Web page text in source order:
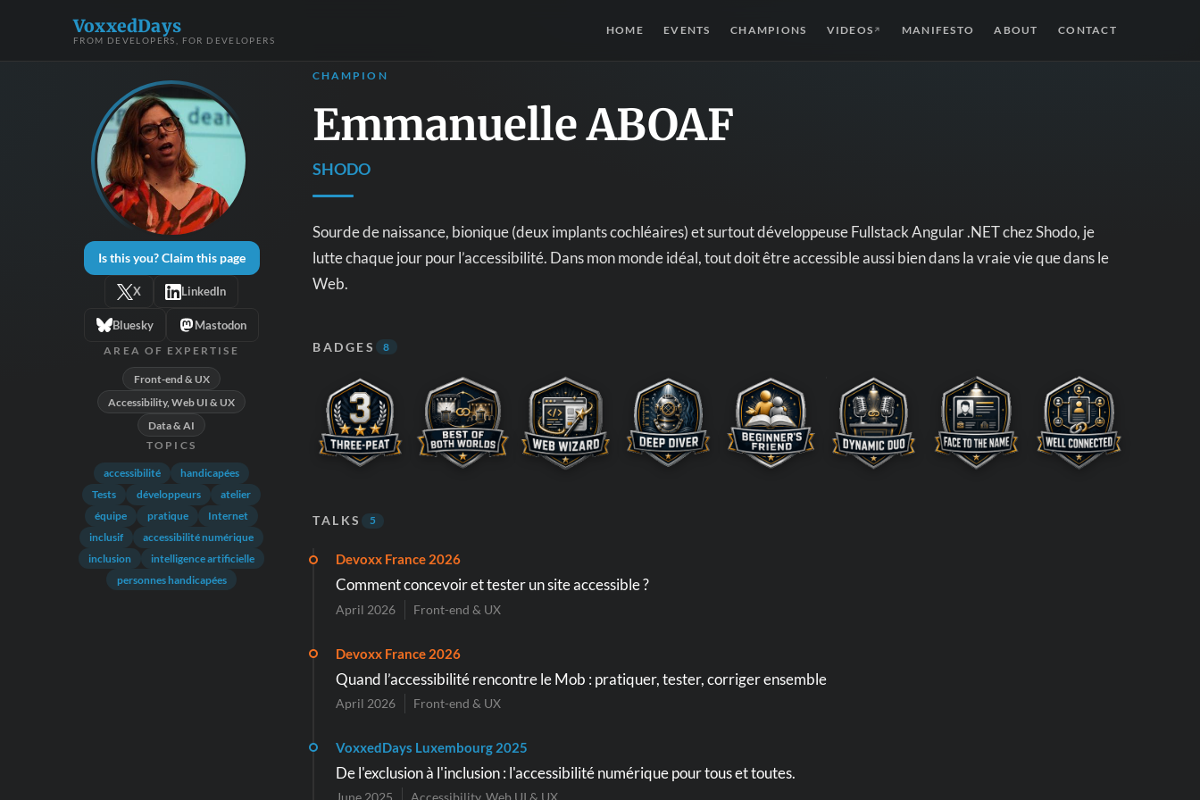
VoxxedDays
FROM DEVELOPERS, FOR DEVELOPERS
HOME EVENTS CHAMPIONS VIDEOS ↗ MANIFESTO ABOUT CONTACT
Is this you? Claim this page
X LinkedIn
Bluesky Mastodon
AREA OF EXPERTISE
Front-end & UX
Accessibility, Web UI & UX
Data & AI
TOPICS
accessibilité
handicapées
Tests
développeurs
atelier
équipe
pratique
Internet
inclusif
accessibilité numérique
inclusion
intelligence artificielle
personnes handicapées
CHAMPION
Emmanuelle ABOAF
SHODO
Sourde de naissance, bionique (deux implants cochléaires) et surtout développeuse Fullstack Angular .NET chez Shodo, je
lutte chaque jour pour l’accessibilité. Dans mon monde idéal, tout doit être accessible aussi bien dans la vraie vie que dans le
Web.
BADGES 8
TALKS 5
Devoxx France 2026
Comment concevoir et tester un site accessible ?
April 2026 Front-end & UX
Devoxx France 2026
Quand l’accessibilité rencontre le Mob : pratiquer, tester, corriger ensemble
April 2026 Front-end & UX
VoxxedDays Luxembourg 2025
De l'exclusion à l'inclusion : l'accessibilité numérique pour tous et toutes.